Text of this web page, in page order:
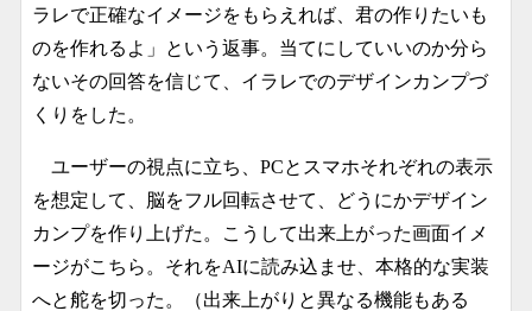
ラレで正確なイメージをもらえれば、君の作りたいも
のを作れるよ」という返事。当てにしていいのか分ら
ないその回答を信じて、イラレでのデザインカンプづ
くりをした。
ユーザーの視点に立ち、PCとスマホそれぞれの表示
を想定して、脳をフル回転させて、どうにかデザイン
カンプを作り上げた。こうして出来上がった画面イメ
ージがこちら。それをAIに読み込ませ、本格的な実装
へと舵を切った。（出来上がりと異なる機能もある